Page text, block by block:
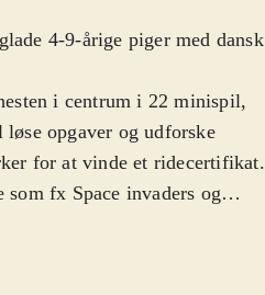
4-9-årige piger med dansk
i centrum i 22 minispil,
opgaver og udforske
for at vinde et ridecertifikat.
fx Space invaders og
spilleren rundt om på